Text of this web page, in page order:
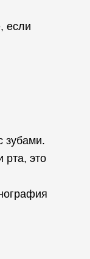
если
зубами.
рта, это